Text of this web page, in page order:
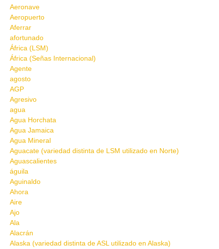
Aeronave
Aeropuerto
Aferrar
afortunado
África (LSM)
África (Señas Internacional)
Agente
agosto
AGP
Agresivo
agua
Agua Horchata
Agua Jamaica
Agua Mineral
Aguacate (variedad distinta de LSM utilizado en Norte)
Aguascalientes
águila
Aguinaldo
Ahora
Aire
Ajo
Ala
Alacrán
Alaska (variedad distinta de ASL utilizado en Alaska)